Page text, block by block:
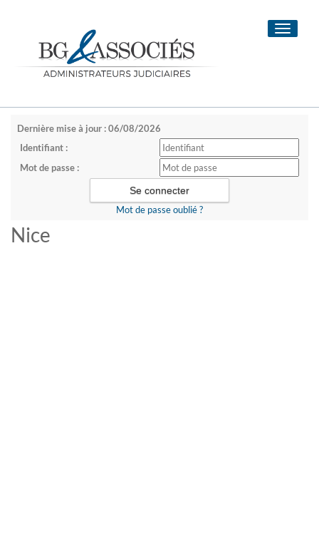
Toggle
Dernière mise à jour : 06/08/2026
Identifiant :
Mot de passe :
Mot de passe oublié ?
Nice